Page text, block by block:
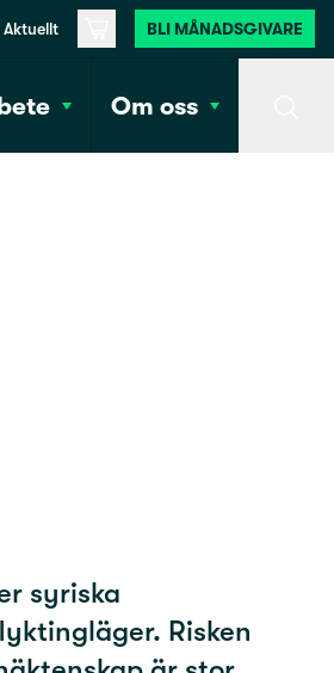
Aktuellt
Varukorg
BLI MÅNADSGIVARE
Om oss
syriska
Risken